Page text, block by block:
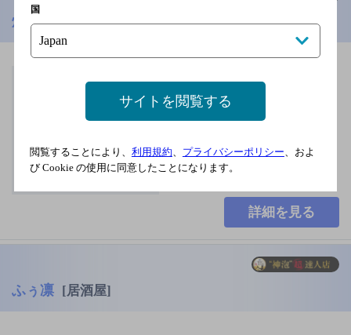
焼肉の十八屋 [焼肉]
崎宮前駅 徒歩8分
毎週水曜日
詳細を見る
ふぅ凛 [居酒屋]
国
サイトを閲覧する
閲覧することにより、 利用規約、 プライバシーポリシー、およ
び Cookie の使用に同意したことになります。